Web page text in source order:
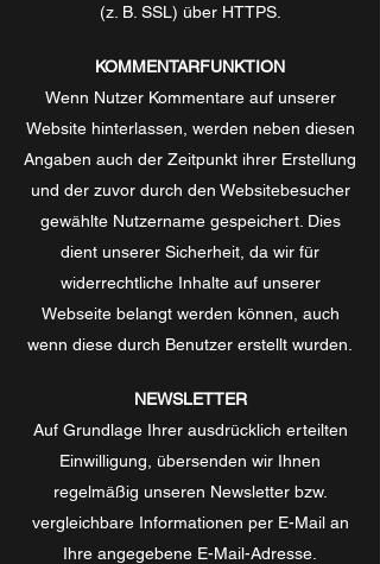
(z. B. SSL) über HTTPS.
KOMMENTARFUNKTION
Wenn Nutzer Kommentare auf unserer
Website hinterlassen, werden neben diesen
Angaben auch der Zeitpunkt ihrer Erstellung
und der zuvor durch den Websitebesucher
gewählte Nutzername gespeichert. Dies
dient unserer Sicherheit, da wir für
widerrechtliche Inhalte auf unserer
Webseite belangt werden können, auch
wenn diese durch Benutzer erstellt wurden.
NEWSLETTER
Auf Grundlage Ihrer ausdrücklich erteilten
Einwilligung, übersenden wir Ihnen
regelmäßig unseren Newsletter bzw.
vergleichbare Informationen per E-Mail an
Ihre angegebene E-Mail-Adresse.